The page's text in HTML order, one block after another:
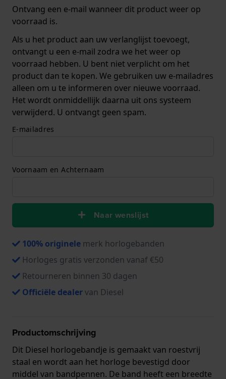
Ontvang een e-mail wanneer dit product weer op
voorraad is.
Als u het product aan uw verlanglijst toevoegt,
ontvangt u een e-mail zodra we het weer op
voorraad hebben. U bent niet verplicht om het
product dan te kopen. We gebruiken uw e-mailadres
alleen om u te informeren over nieuwe voorraad.
Het wordt onmiddellijk daarna uit ons systeem
verwijderd. U ontvangt geen spam.
E-mailadres
Voornaam en Achternaam
Naar wenslijst
100% originele merk horlogebanden
Horloges gratis verzonden vanaf €50
Retourneren binnen 30 dagen
Officiële dealervan Diesel
Productomschrijving
Dit Diesel horlogebandje is gemaakt van roestvrij
staal en wordt aan het horloge bevestigd door
middel van bandpennen. De band heeft een breedte